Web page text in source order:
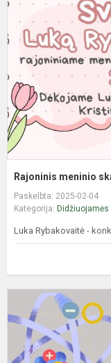
Rajoninis meninio
Paskelbta: 2025-02-04
Kategorija: Didžiuojamės
Luka Rybakovaitė -